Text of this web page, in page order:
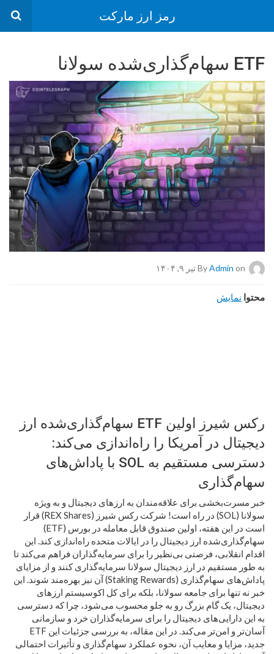
رمز ارز مارکت
ETF سهام‌گذاری‌شده سولانا
By Admin on تیر ۹, ۱۴۰۴
محتوا نمایش
رکس شیرز اولین ETF سهام‌گذاری‌شده ارز
دیجیتال در آمریکا را راه‌اندازی می‌کند:
دسترسی مستقیم به SOL با پاداش‌های
سهام‌گذاری
خبر مسرت‌بخشی برای علاقه‌مندان به ارزهای دیجیتال و به ویژه
سولانا (SOL) در راه است! شرکت رکس شیرز (REX Shares) قرار
است در این هفته، اولین صندوق قابل معامله در بورس (ETF)
سهام‌گذاری‌شده ارز دیجیتال را در ایالات متحده راه‌اندازی کند. این
اقدام انقلابی، فرصتی بی‌نظیر را برای سرمایه‌گذاران فراهم می‌کند تا
به طور مستقیم در ارز دیجیتال سولانا سرمایه‌گذاری کنند و از مزایای
پاداش‌های سهام‌گذاری (Staking Rewards) آن نیز بهره‌مند شوند. این
خبر نه تنها برای جامعه سولانا، بلکه برای کل اکوسیستم ارزهای
دیجیتال، یک گام بزرگ رو به جلو محسوب می‌شود، چرا که دسترسی
به این دارایی‌های دیجیتال را برای سرمایه‌گذاران خرد و سازمانی
آسان‌تر و امن‌تر می‌کند. در این مقاله، به بررسی جزئیات این ETF
جدید، مزایا و معایب آن، نحوه عملکرد سهام‌گذاری و تأثیرات احتمالی